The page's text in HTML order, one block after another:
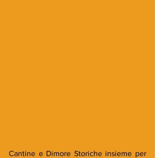
Cantine e Dimore Storiche insieme per